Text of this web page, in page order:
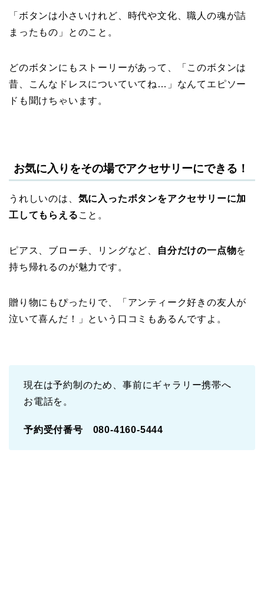
「ボタンは小さいけれど、時代や文化、職人の魂が詰
まったもの」とのこと。
どのボタンにもストーリーがあって、「このボタンは
昔、こんなドレスについていてね…」なんてエピソー
ドも聞けちゃいます。
お気に入りをその場でアクセサリーにできる！
うれしいのは、 気に入ったボタンをアクセサリーに加
工してもらえる こと。
ピアス、ブローチ、リングなど、 自分だけの一点物を
持ち帰れるのが魅力です。
贈り物にもぴったりで、「アンティーク好きの友人が
泣いて喜んだ！」という口コミもあるんですよ。
現在は予約制のため、事前にギャラリー携帯へ
お電話を。
予約受付番号 080-4160-5444